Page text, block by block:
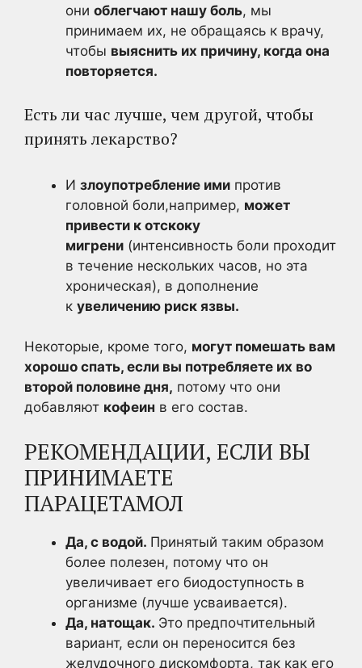
они облегчают нашу боль, мы
принимаем их, не обращаясь к врачу,
чтобы выяснить их причину, когда она
повторяется.
Есть ли час лучше, чем другой, чтобы
принять лекарство?
И злоупотребление ими против
головной боли,например, может
привести к отскоку
мигрени (интенсивность боли проходит
в течение нескольких часов, но эта
хроническая), в дополнение
к увеличению риск язвы.
Некоторые, кроме того, могут помешать вам
хорошо спать, если вы потребляете их во
второй половине дня, потому что они
добавляют кофеин в его состав.
РЕКОМЕНДАЦИИ, ЕСЛИ ВЫ
ПРИНИМАЕТЕ
ПАРАЦЕТАМОЛ
Да, с водой. Принятый таким образом
более полезен, потому что он
увеличивает его биодоступность в
организме (лучше усваивается).
Да, натощак. Это предпочтительный
вариант, если он переносится без
желудочного дискомфорта, так как его